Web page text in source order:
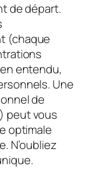
de départ.
(chaque
entendu,
Une
de
peut vous
optimale
N’oubliez